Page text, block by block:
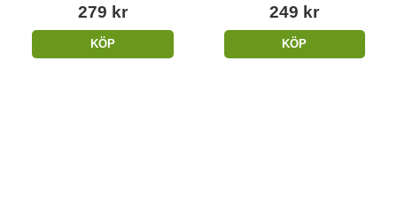
279 kr
KÖP
249 kr
KÖP